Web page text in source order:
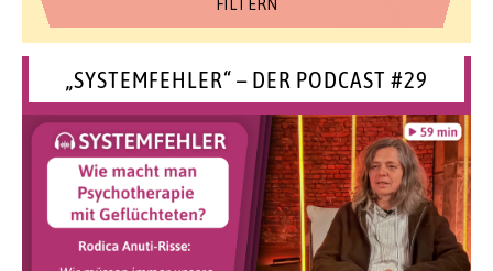
„SYSTEMFEHLER“ – DER PODCAST #29